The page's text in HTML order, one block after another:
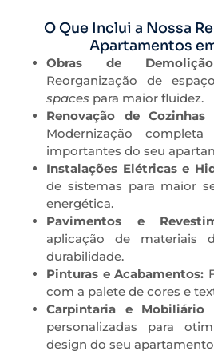
O Que Inclui a Nossa
Apartamentos
Obras de
Reorganização de
spaces para maior fluidez.
Renovação de
Modernização
importantes do seu
Instalações Elétricas e
de sistemas para maior
energética.
Pavimentos e
aplicação de materiais
durabilidade.
Pinturas e Acabamentos:
com a palete de cores e
Carpintaria e Mobiliário
personalizadas para
design do seu